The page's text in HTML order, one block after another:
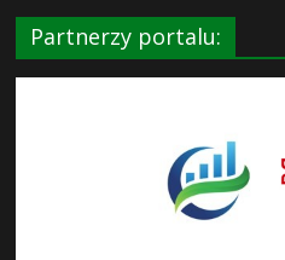
Partnerzy portalu: